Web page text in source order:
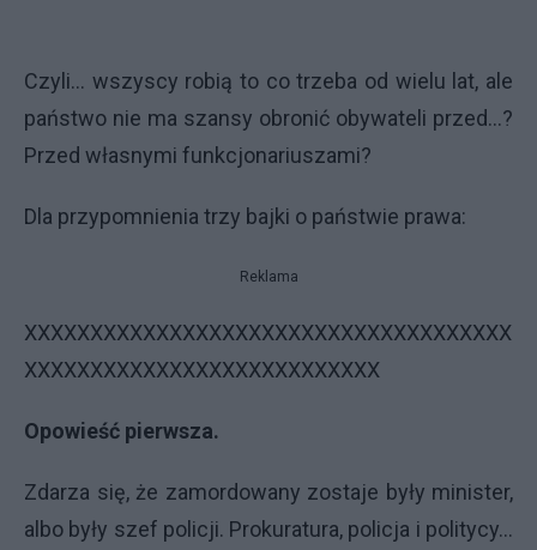
Czyli... wszyscy robią to co trzeba od wielu lat, ale
państwo nie ma szansy obronić obywateli przed...?
Przed własnymi funkcjonariuszami?
Dla przypomnienia trzy bajki o państwie prawa:
Reklama
XXXXXXXXXXXXXXXXXXXXXXXXXXXXXXXXXXXXX
XXXXXXXXXXXXXXXXXXXXXXXXXXX
Opowieść pierwsza.
Zdarza się, że zamordowany zostaje były minister,
albo były szef policji. Prokuratura, policja i politycy...